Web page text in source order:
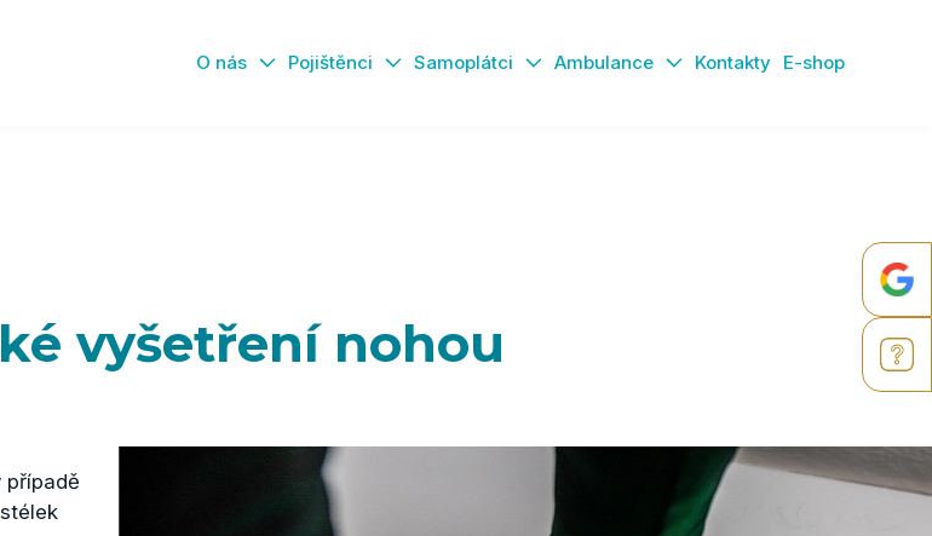
O nás Pojištěnci Samoplátci Ambulance Kontakty E-shop
vyšetření nohou